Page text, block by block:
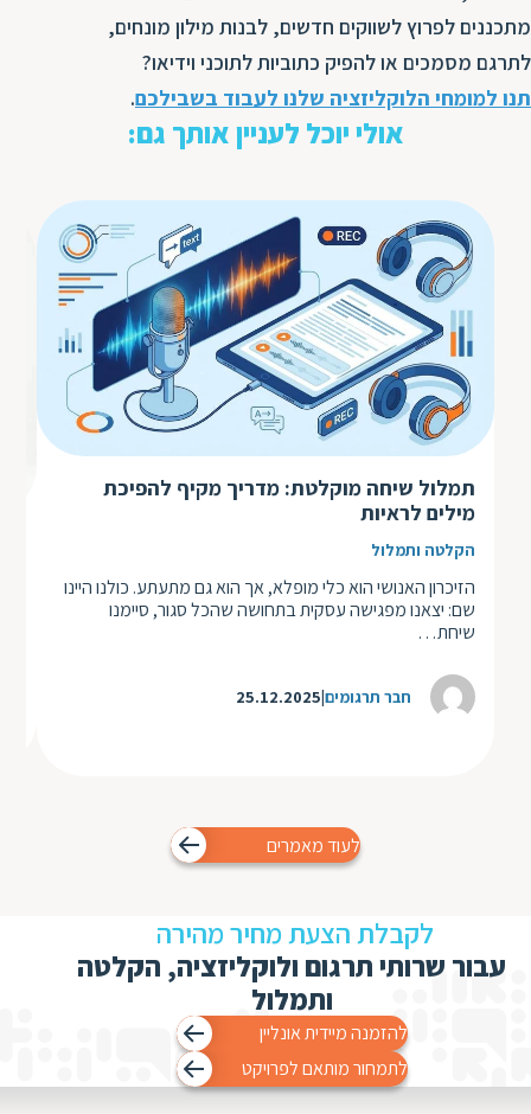
מתכננים לפרוץ לשווקים חדשים, לבנות מילון מונחים,
לתרגם מסמכים או להפיק כתוביות לתוכני וידיאו?
תנו למומחי הלוקליזציה שלנו לעבוד בשבילכם.
אולי יוכל לעניין אותך גם:
תמלול שיחה מוקלטת: מדריך מקיף להפיכת
מילים לראיות
הקלטה ותמלול
הזיכרון האנושי הוא כלי מופלא, אך הוא גם מתעתע. כולנו היינו
שם: יצאנו מפגישה עסקית בתחושה שהכל סגור, סיימנו
שיחת…
חבר תרגומים 25.12.2025
לעוד מאמרים
לקבלת הצעת מחיר מהירה
עבור שרותי תרגום ולוקליזציה, הקלטה
ותמלול
להזמנה מיידית אונליין
לתמחור מותאם לפרויקט